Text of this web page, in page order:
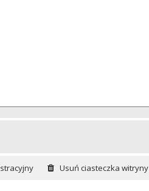
Usuń ciasteczka witryny